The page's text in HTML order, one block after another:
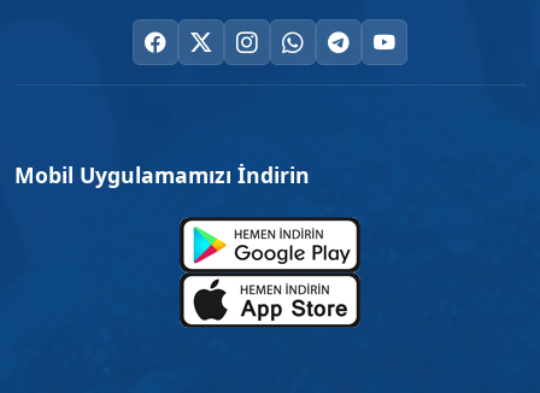
Mobil Uygulamamızı İndirin